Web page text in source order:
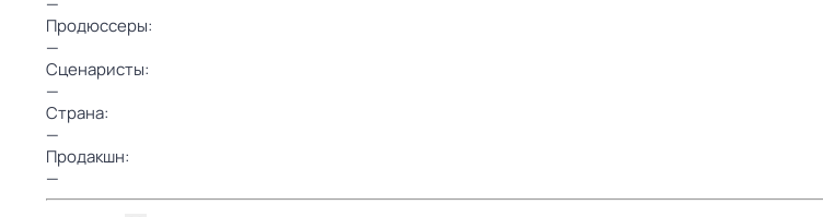
Продюссеры:
—
Сценаристы:
—
Страна:
—
Продакшн:
—